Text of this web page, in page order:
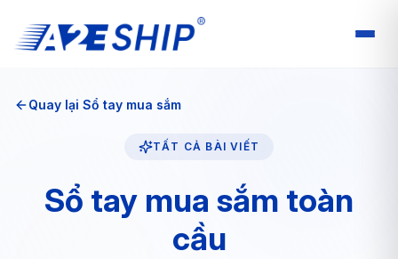
Quay lại Sổ tay mua sắm
TẤT CẢ BÀI VIẾT
Sổ tay mua sắm toàn
cầu